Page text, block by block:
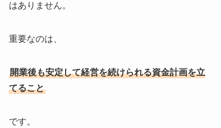
はありません。
重要なのは、
開業後も安定して経営を続けられる資金計画を立
てること
です。